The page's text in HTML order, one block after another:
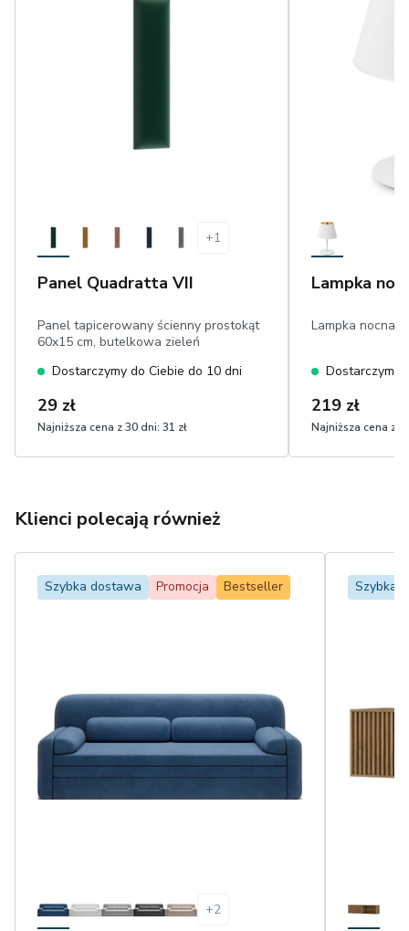
+1
Panel Quadratta VII
Panel tapicerowany ścienny prostokąt
60x15 cm, butelkowa zieleń
Dostarczymy do Ciebie do 10 dni
29 zł
Najniższa cena z 30 dni: 31 zł
Lampka
Lampka nocna
Dostarczymy
219 zł
Najniższa cena z
Klienci polecają również
Szybka dostawa Promocja Bestseller
+2
Szybka